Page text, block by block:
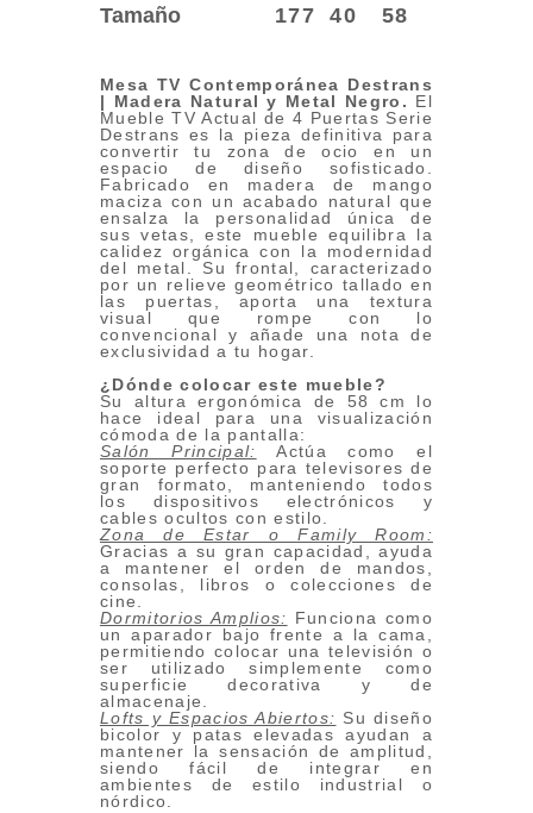
Tamaño 177 40 58
Mesa TV Contemporánea Destrans
| Madera Natural y Metal Negro . El
Mueble TV Actual de 4 Puertas Serie
Destrans es la pieza definitiva para
convertir tu zona de ocio en un
espacio de diseño sofisticado.
Fabricado en madera de mango
maciza con un acabado natural que
ensalza la personalidad única de
sus vetas, este mueble equilibra la
calidez orgánica con la modernidad
del metal. Su frontal, caracterizado
por un relieve geométrico tallado en
las puertas, aporta una textura
visual que rompe con lo
convencional y añade una nota de
exclusividad a tu hogar.
¿Dónde colocar este mueble?
Su altura ergonómica de 58 cm lo
hace ideal para una visualización
cómoda de la pantalla:
Salón Principal: Actúa como el
soporte perfecto para televisores de
gran formato, manteniendo todos
los dispositivos electrónicos y
cables ocultos con estilo.
Zona de Estar o Family Room:
Gracias a su gran capacidad, ayuda
a mantener el orden de mandos,
consolas, libros o colecciones de
cine.
Dormitorios Amplios: Funciona como
un aparador bajo frente a la cama,
permitiendo colocar una televisión o
ser utilizado simplemente como
superficie decorativa y de
almacenaje.
Lofts y Espacios Abiertos: Su diseño
bicolor y patas elevadas ayudan a
mantener la sensación de amplitud,
siendo fácil de integrar en
ambientes de estilo industrial o
nórdico.